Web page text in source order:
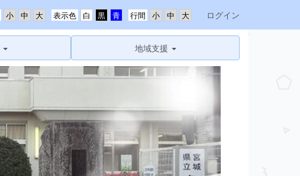
行間
表示色 ログイン
地域支援